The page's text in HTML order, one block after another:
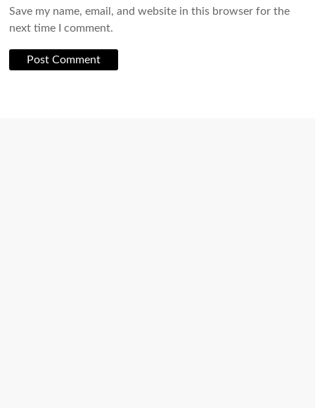
Save my name, email, and website in this browser for the
next time I comment.